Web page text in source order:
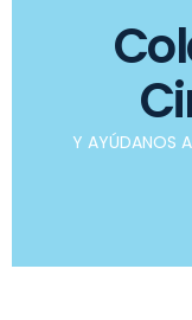
Y AYÚDANOS